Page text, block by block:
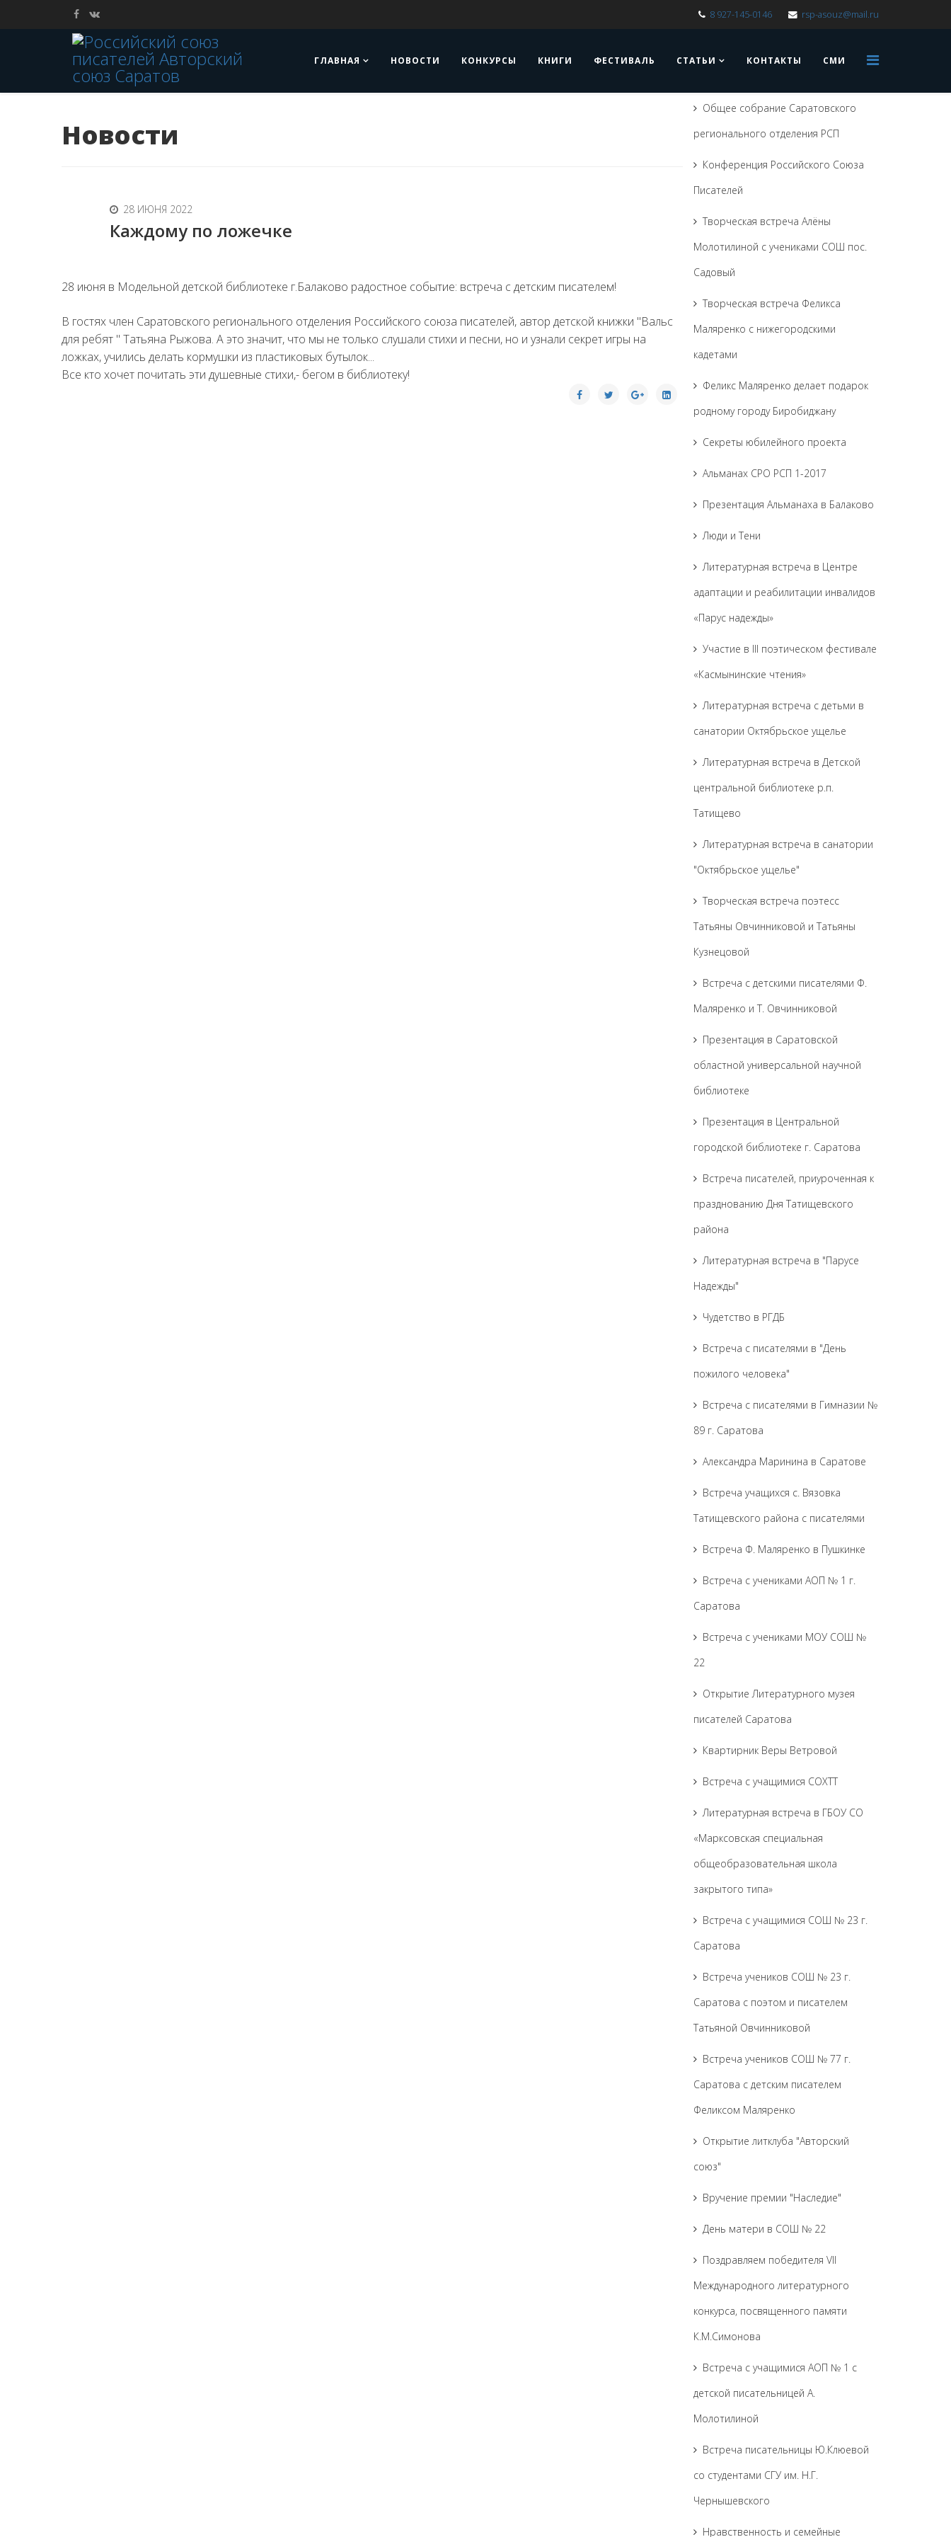
8 927-145-0146 rsp-asouz@mail.ru
ГЛАВНАЯ НОВОСТИ КОНКУРСЫ КНИГИ ФЕСТИВАЛЬ СТАТЬИ КОНТАКТЫ СМИ
Новости
28 ИЮНЯ 2022
Каждому по ложечке
28 июня в Модельной детской библиотеке г.Балаково радостное событие: встреча с детским писателем!
В гостях член Саратовского регионального отделения Российского союза писателей, автор детской книжки "Вальс
для ребят " Татьяна Рыжова. А это значит, что мы не только слушали стихи и песни, но и узнали секрет игры на
ложках, учились делать кормушки из пластиковых бутылок...
Все кто хочет почитать эти душевные стихи,- бегом в библиотеку!
Общее собрание Саратовского
регионального отделения РСП
Конференция Российского Союза
Писателей
Творческая встреча Алёны
Молотилиной с учениками СОШ пос.
Садовый
Творческая встреча Феликса
Маляренко с нижегородскими
кадетами
Феликс Маляренко делает подарок
родному городу Биробиджану
Секреты юбилейного проекта
Альманах СРО РСП 1-2017
Презентация Альманаха в Балаково
Люди и Тени
Литературная встреча в Центре
адаптации и реабилитации инвалидов
«Парус надежды»
Участие в III поэтическом фестивале
«Касмынинские чтения»
Литературная встреча с детьми в
санатории Октябрьское ущелье
Литературная встреча в Детской
центральной библиотеке р.п.
Татищево
Литературная встреча в санатории
"Октябрьское ущелье"
Творческая встреча поэтесс
Татьяны Овчинниковой и Татьяны
Кузнецовой
Встреча с детскими писателями Ф.
Маляренко и Т. Овчинниковой
Презентация в Саратовской
областной универсальной научной
библиотеке
Презентация в Центральной
городской библиотеке г. Саратова
Встреча писателей, приуроченная к
празднованию Дня Татищевского
района
Литературная встреча в "Парусе
Надежды"
Чудетство в РГДБ
Встреча с писателями в "День
пожилого человека"
Встреча с писателями в Гимназии №
89 г. Саратова
Александра Маринина в Саратове
Встреча учащихся с. Вязовка
Татищевского района с писателями
Встреча Ф. Маляренко в Пушкинке
Встреча с учениками АОП № 1 г.
Саратова
Встреча с учениками МОУ СОШ №
22
Открытие Литературного музея
писателей Саратова
Квартирник Веры Ветровой
Встреча с учащимися СОХТТ
Литературная встреча в ГБОУ СО
«Марксовская специальная
общеобразовательная школа
закрытого типа»
Встреча с учащимися СОШ № 23 г.
Саратова
Встреча учеников СОШ № 23 г.
Саратова с поэтом и писателем
Татьяной Овчинниковой
Встреча учеников СОШ № 77 г.
Саратова с детским писателем
Феликсом Маляренко
Открытие литклуба "Авторский
союз"
Вручение премии "Наследие"
День матери в СОШ № 22
Поздравляем победителя VII
Международного литературного
конкурса, посвященного памяти
К.М.Симонова
Встреча с учащимися АОП № 1 с
детской писательницей А.
Молотилиной
Встреча писательницы Ю.Клюевой
со студентами СГУ им. Н.Г.
Чернышевского
Нравственность и семейные